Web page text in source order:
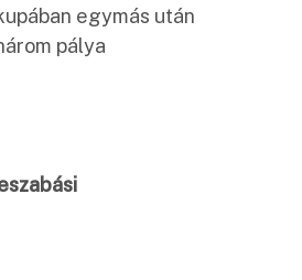
egymás után
pálya